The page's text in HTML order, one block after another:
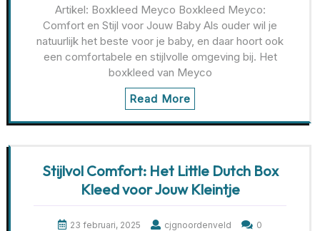
Artikel: Boxkleed Meyco Boxkleed Meyco:
Comfort en Stijl voor Jouw Baby Als ouder wil je
natuurlijk het beste voor je baby, en daar hoort ook
een comfortabele en stijlvolle omgeving bij. Het
boxkleed van Meyco
Read More
Stijlvol Comfort: Het Little Dutch Box
Kleed voor Jouw Kleintje
23 februari, 2025 cjgnoordenveld
0